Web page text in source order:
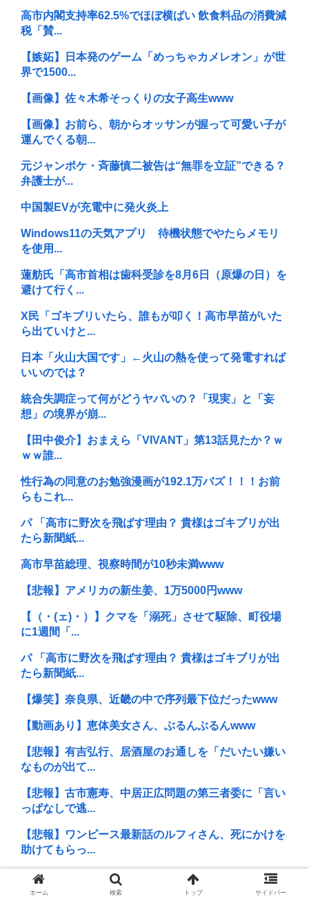
高市内閣支持率62.5%でほぼ横ばい 飲食料品の消費減
税「賛...
【嫉妬】日本発のゲーム「めっちゃカメレオン」が世
界で1500...
【画像】佐々木希そっくりの女子高生www
【画像】お前ら、朝からオッサンが握って可愛い子が
運んでくる朝...
元ジャンポケ・斉藤慎二被告は“無罪を立証”できる？
弁護士が...
中国製EVが充電中に発火炎上
Windows11の天気アプリ 待機状態でやたらメモリ
を使用...
蓮舫氏「高市首相は歯科受診を8月6日（原爆の日）を
避けて行く...
X民「ゴキブリいたら、誰もが叩く！高市早苗がいた
ら出ていけと...
日本「火山大国です」←火山の熱を使って発電すれば
いいのでは？
統合失調症って何がどうヤバいの？「現実」と「妄
想」の境界が崩...
【田中俊介】おまえら「VIVANT」第13話見たか？ｗ
ｗｗ誰...
性行為の同意のお勉強漫画が192.1万バズ！！！お前
らもこれ...
パ 「高市に野次を飛ばす理由？ 貴様はゴキブリが出
たら新聞紙...
高市早苗総理、視察時間が10秒未満www
【悲報】アメリカの新生姜、1万5000円www
【（・(ェ)・）】クマを「溺死」させて駆除、町役場
に1週間「...
パ 「高市に野次を飛ばす理由？ 貴様はゴキブリが出
たら新聞紙...
【爆笑】奈良県、近畿の中で序列最下位だったwww
【動画あり】恵体美女さん、ぶるんぶるんwww
【悲報】有吉弘行、居酒屋のお通しを「だいたい嫌い
なものが出て...
【悲報】古市憲寿、中居正広問題の第三者委に「言い
っぱなしで逃...
【悲報】ワンピース最新話のルフィさん、死にかけを
助けてもらっ...
【謎】おじさん達、なぜかゴルフにハマってしま
う・・・
ホーム 検索 トップ サイドバー